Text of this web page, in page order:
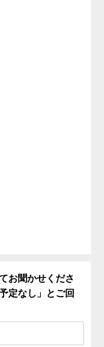
お聞かせくださ
定なし」とご回